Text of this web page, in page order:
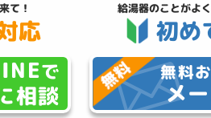
て！
応
で
相談
給湯器のことがよ
初め
無料
メ